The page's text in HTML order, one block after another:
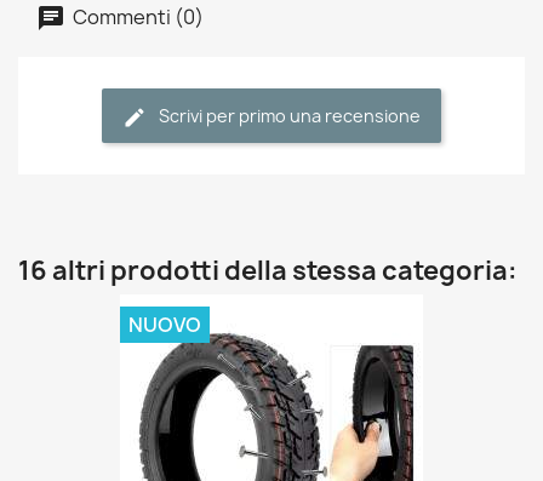
Commenti (0)
Scrivi per primo una recensione
16 altri prodotti della stessa categoria:
NUOVO